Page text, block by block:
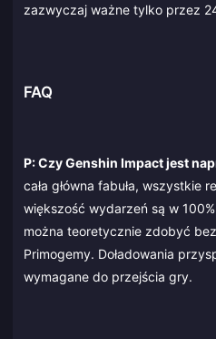
zazwyczaj ważne tylko przez
FAQ
P: Czy Genshin Impact jest
cała główna fabuła, wszystkie
większość wydarzeń są w
można teoretycznie zdobyć
Primogemy. Doładowania
wymagane do przejścia gry.